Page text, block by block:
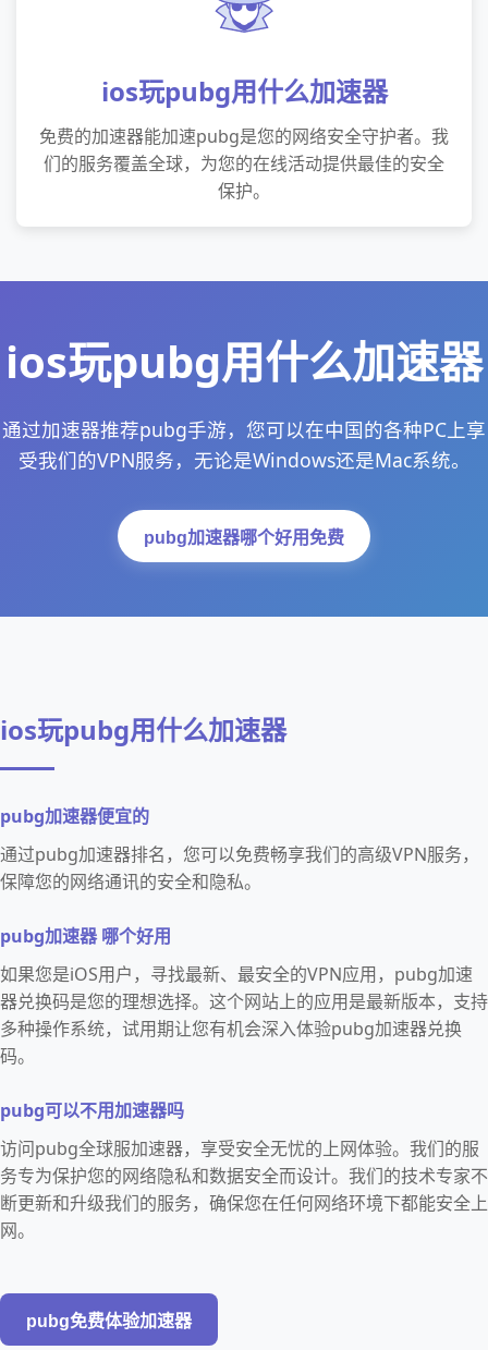
ios玩pubg用什么加速器
免费的加速器能加速pubg是您的网络安全守护者。我
们的服务覆盖全球，为您的在线活动提供最佳的安全
保护。
ios玩pubg用什么加速器
通过加速器推荐pubg手游，您可以在中国的各种PC上享
受我们的VPN服务，无论是Windows还是Mac系统。
pubg加速器哪个好用免费
ios玩pubg用什么加速器
pubg加速器便宜的
通过pubg加速器排名，您可以免费畅享我们的高级VPN服务，
保障您的网络通讯的安全和隐私。
pubg加速器 哪个好用
如果您是iOS用户，寻找最新、最安全的VPN应用，pubg加速
器兑换码是您的理想选择。这个网站上的应用是最新版本，支持
多种操作系统，试用期让您有机会深入体验pubg加速器兑换
码。
pubg可以不用加速器吗
访问pubg全球服加速器，享受安全无忧的上网体验。我们的服
务专为保护您的网络隐私和数据安全而设计。我们的技术专家不
断更新和升级我们的服务，确保您在任何网络环境下都能安全上
网。
pubg免费体验加速器